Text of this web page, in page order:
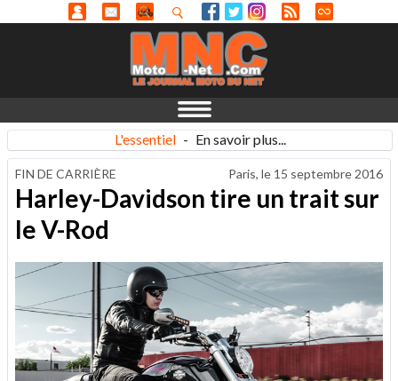
L'essentiel - En savoir plus...
FIN DE CARRIÈRE Paris, le 15 septembre 2016
Harley-Davidson tire un trait sur
le V-Rod